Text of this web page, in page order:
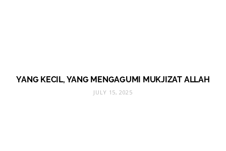
YANG KECIL, YANG MENGAGUMI MUKJIZAT ALLAH
JULY 15, 2025